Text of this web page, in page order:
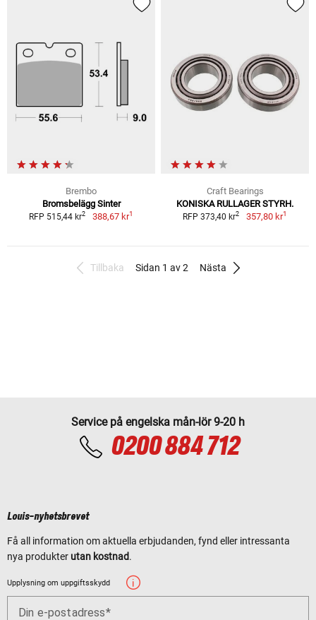
Brembo
Bromsbelägg Sinter
RFP 515,44 kr2 388,67 kr1
Craft Bearings
KONISKA RULLAGER STYRH.
RFP 373,40 kr2 357,80 kr1
Tillbaka Sidan 1 av 2 Nästa
Service på engelska mån-lör 9-20 h
0200 884 712
Louis-nyhetsbrevet
Få all information om aktuella erbjudanden, fynd eller intressanta
nya produkter utan kostnad.
Upplysning om uppgiftsskydd
Din e-postadress